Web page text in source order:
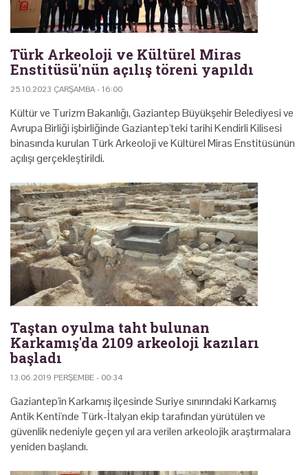
Türk Arkeoloji ve Kültürel Miras
Enstitüsü'nün açılış töreni yapıldı
25.10.2023 ÇARŞAMBA - 16:00
Kültür ve Turizm Bakanlığı, Gaziantep Büyükşehir Belediyesi ve
Avrupa Birliği işbirliğinde Gaziantep'teki tarihi Kendirli Kilisesi
binasında kurulan Türk Arkeoloji ve Kültürel Miras Enstitüsünün
açılışı gerçekleştirildi.
Taştan oyulma taht bulunan
Karkamış'da 2109 arkeoloji kazıları
başladı
13.06.2019 PERŞEMBE - 00:34
Gaziantep'in Karkamış ilçesinde Suriye sınırındaki Karkamış
Antik Kenti'nde Türk-İtalyan ekip tarafından yürütülen ve
güvenlik nedeniyle geçen yıl ara verilen arkeolojik araştırmalara
yeniden başlandı.